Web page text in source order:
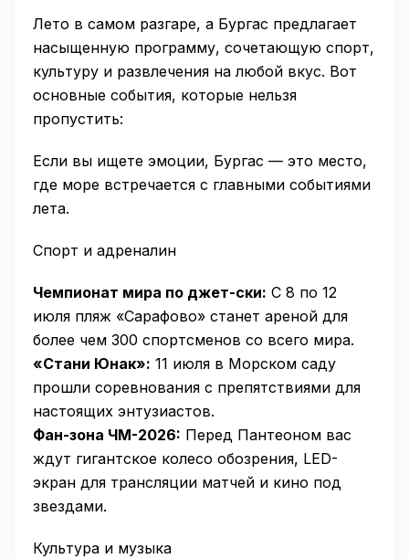
Лето в самом разгаре, а Бургас предлагает
насыщенную программу, сочетающую спорт,
культуру и развлечения на любой вкус. Вот
основные события, которые нельзя
пропустить:
Если вы ищете эмоции, Бургас — это место,
где море встречается с главными событиями
лета.
Спорт и адреналин
Чемпионат мира по джет-ски: С 8 по 12
июля пляж «Сарафово» станет ареной для
более чем 300 спортсменов со всего мира.
«Стани Юнак»: 11 июля в Морском саду
прошли соревнования с препятствиями для
настоящих энтузиастов.
Фан-зона ЧМ-2026: Перед Пантеоном вас
ждут гигантское колесо обозрения, LED-
экран для трансляции матчей и кино под
звездами.
Культура и музыка